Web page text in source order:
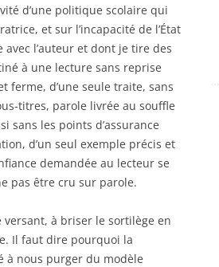
d’une politique scolaire qui
et sur l’incapacité de l’État
l’auteur et dont je tire des
à une lecture sans reprise
ferme, d’une seule traite, sans
titres, parole livrée au souffle
sans les points d’assurance
d’un seul exemple précis et
demandée au lecteur se
pas être cru sur parole.
à briser le sortilège en
Il faut dire pourquoi la
à nous purger du modèle